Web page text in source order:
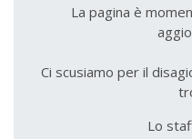
La pagina è
Ci scusiamo per il
Lo